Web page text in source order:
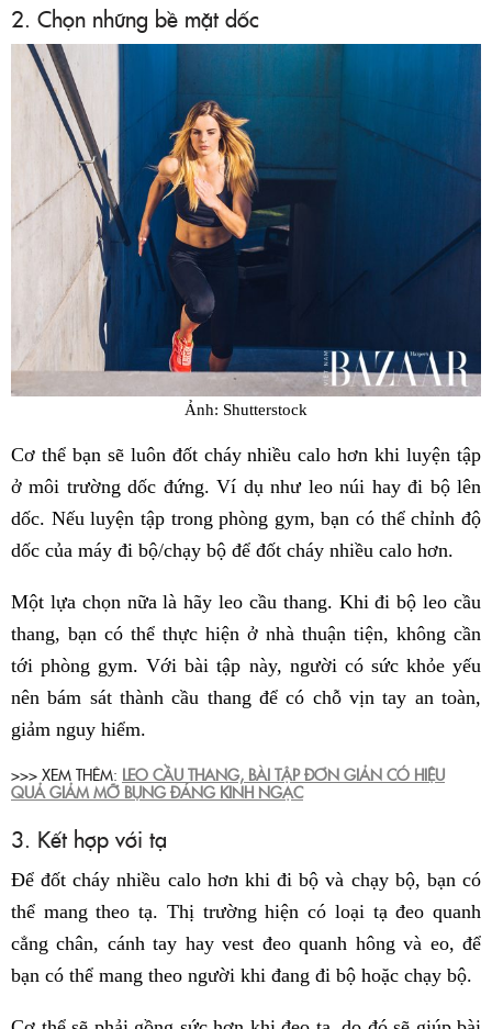
2. Chọn những bề mặt dốc
Ảnh: Shutterstock
Cơ thể bạn sẽ luôn đốt cháy nhiều calo hơn khi luyện tập
ở môi trường dốc đứng. Ví dụ như leo núi hay đi bộ lên
dốc. Nếu luyện tập trong phòng gym, bạn có thể chỉnh độ
dốc của máy đi bộ/chạy bộ để đốt cháy nhiều calo hơn.
Một lựa chọn nữa là hãy leo cầu thang. Khi đi bộ leo cầu
thang, bạn có thể thực hiện ở nhà thuận tiện, không cần
tới phòng gym. Với bài tập này, người có sức khỏe yếu
nên bám sát thành cầu thang để có chỗ vịn tay an toàn,
giảm nguy hiểm.
>>> XEM THÊM: LEO CẦU THANG, BÀI TẬP ĐƠN GIẢN CÓ HIỆU
QUẢ GIẢM MỠ BỤNG ĐÁNG KINH NGẠC
3. Kết hợp với tạ
Để đốt cháy nhiều calo hơn khi đi bộ và chạy bộ, bạn có
thể mang theo tạ. Thị trường hiện có loại tạ đeo quanh
cẳng chân, cánh tay hay vest đeo quanh hông và eo, để
bạn có thể mang theo người khi đang đi bộ hoặc chạy bộ.